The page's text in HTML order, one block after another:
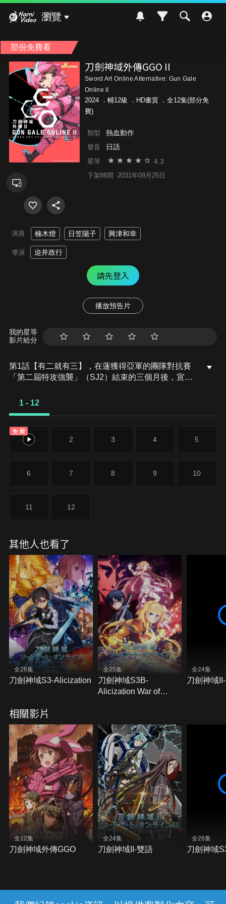
瀏覽
部份免費看
刀劍神域外傳GGO II
Sword Art Online Alternative: Gun Gale
Online II
2024 ． 輔12級
．HD畫質 ．全12集(部分免
費)
類型 熱血動作
發音 日語
星等 4.3
下架時間 2031年09月25日
演員 楠木燈 日笠陽子 興津和幸
導演 迫井政行
請先登入
播放預告片
我的星等
影片給分
第1話【有二就有三】，在蓮獲得亞軍的團隊對抗賽
「第二屆特攻強襲」（SJ2）結束的三個月後，宣布
Pitohui、M、不可次郎和蓮組成的最強團隊
敗給蓮、想要復仇的SHINC成員們。比SJ2更加盛大
的狂宴即將開始…！
1 - 12
免費
1 2 3 4 5
6 7 8 9 10
11 12
其他人也看了
全26集
刀劍神域S3-Alicization
全25集
刀劍神域S3B-
Alicization War of
全24集
刀劍神域
相關影片
全12集
刀劍神域外傳GGO
全24集
刀劍神域II-雙語
全26集
刀劍神域